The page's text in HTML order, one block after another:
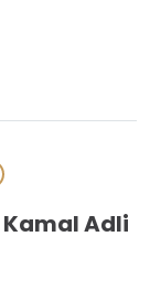
Adli